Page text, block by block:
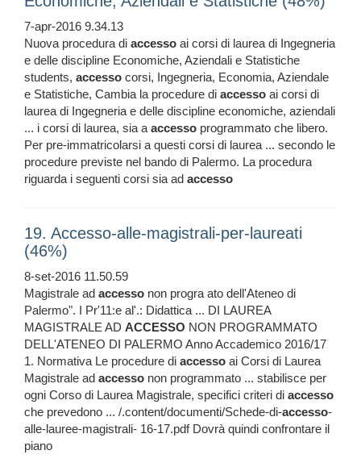
7-apr-2016 9.34.13
Nuova procedura di accesso ai corsi di laurea di Ingegneria
e delle discipline Economiche, Aziendali e Statistiche
students, accesso corsi, Ingegneria, Economia, Aziendale
e Statistiche, Cambia la procedure di accesso ai corsi di
laurea di Ingegneria e delle discipline economiche, aziendali
... i corsi di laurea, sia aaccesso programmato che libero.
Per pre-immatricolarsi a questi corsi di laurea ... secondo le
procedure previste nel bando di Palermo. La procedura
riguarda i seguenti corsi sia ad accesso
19. Accesso-alle-magistrali-per-laureati
(46%)
8-set-2016 11.50.59
Magistrale ad accesso non progra ato dell'Ateneo di
Palermo". I Pr'11:e al'.: Didattica ... DI LAUREA
MAGISTRALE AD ACCESSO NON PROGRAMMATO
DELL'ATENEO DI PALERMO Anno Accademico 2016/17
1. Normativa Le procedure di accesso ai Corsi di Laurea
Magistrale ad accesso non programmato ... stabilisce per
ogni Corso di Laurea Magistrale, specifici criteri di accesso
che prevedono ... /.content/documenti/Schede-di-accesso-
alle-lauree-magistrali- 16-17.pdf Dovrà quindi confrontare il
piano